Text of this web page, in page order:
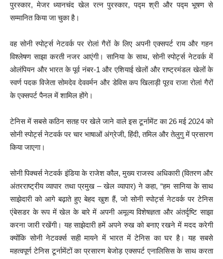
पुरस्कार, मेजर ध्यानचंद खेल रत्न पुरस्कार, पद्म श्री और पद्म भूषण से
सम्मानित किया जा चुका है।
वह सोनी स्पोर्ट्स नेटवर्क पर रोलां गैरों के लिए अपनी एक्सपर्ट राय और गहन
विश्लेषण साझा करती नजर आएंगी। सानिया के साथ, सोनी स्पोर्ट्स नेटवर्क में
ओलंपियन और भारत के पूर्व नंबर-1 और एशियाई खेलों और राष्ट्रमंडल खेलों के
स्वर्ण पदक विजेता सोमदेव देववर्मन और डेविस कप खिलाड़ी पूरव राजा रोलां गैरों
के एक्सपर्ट पैनल में शामिल होंगे।
टेनिस में सबसे कठिन सतह पर खेले जाने वाले इस टूर्नामेंट का 26 मई 2024 को
सोनी स्पोर्ट्स नेटवर्क पर चार भाषाओं अंग्रेजी, हिंदी, तमिल और तेलुगु में प्रसारण
किया जाएगा।
सोनी पिक्चर्स नेटवर्क इंडिया के राजेश कौल, मुख्य राजस्व अधिकारी (वितरण और
अंतरराष्ट्रीय व्यापार तथा प्रमुख – खेल व्यापार) ने कहा, “हम सानिया के साथ
साझेदारी को आगे बढ़ाते हुए बेहद खुश हैं, जो सोनी स्पोर्ट्स नेटवर्क पर टेनिस
एंबेसडर के रूप में खेल के बारे में अपनी अमूल्य विशेषज्ञता और अंतर्दृष्टि साझा
करना जारी रखेंगी। यह साझेदारी हमें अपने रुख को बनाए रखने में मदद करेगी
क्योंकि सोनी नेटवर्क्स सही मायने में भारत में टेनिस का घर है। यह सबसे
महत्वपूर्ण टेनिस टूर्नामेंटों का प्रसारण बेजोड़ एक्सपर्ट एनालिसिस के साथ करता